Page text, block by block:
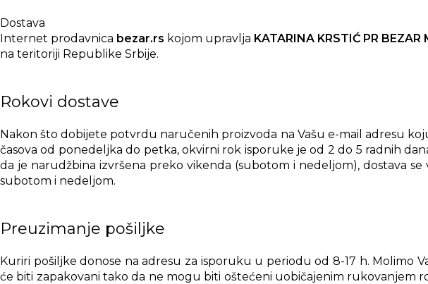
Dostava
Internet prodavnica bezar.rs kojom upravlja KATARINA KRSTIĆ PR BEZAR
na teritoriji Republike Srbije.
Rokovi dostave
Nakon što dobijete potvrdu naručenih proizvoda na Vašu e-mail adresu
časova od ponedeljka do petka, okvirni rok isporuke je od 2 do 5 radnih
da je narudžbina izvršena preko vikenda (subotom i nedeljom), dostava
subotom i nedeljom.
Preuzimanje pošiljke
Kuriri pošiljke donose na adresu za isporuku u periodu od 8-17 h. Molimo
će biti zapakovani tako da ne mogu biti oštećeni uobičajenim